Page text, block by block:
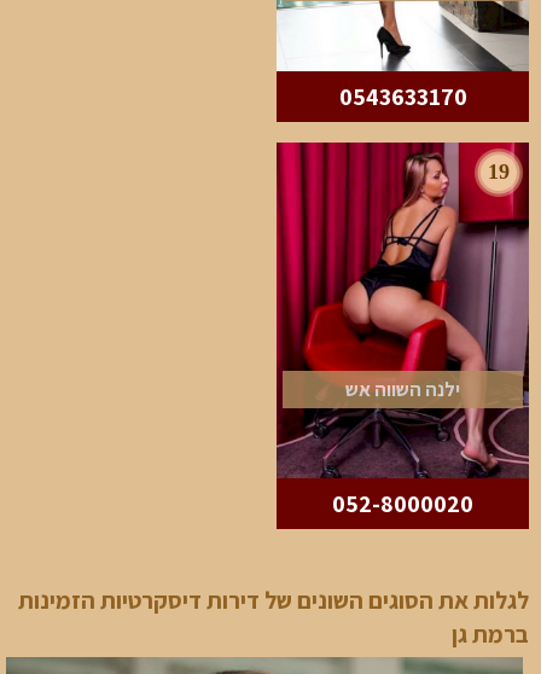
0543633170
19
ילנה השווה אש
052-8000020
לגלות את הסוגים השונים של דירות דיסקרטיות הזמינות
ברמת גן